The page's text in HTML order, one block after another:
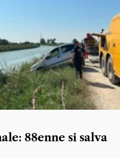
88enne si salva